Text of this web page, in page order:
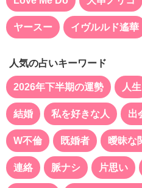
ヤースー イヴルルド遙華
人気の占いキーワード
2026年下半期の運勢 人生
結婚 私を好きな人 出
W不倫 既婚者 曖昧な
連絡 脈ナシ 片思い